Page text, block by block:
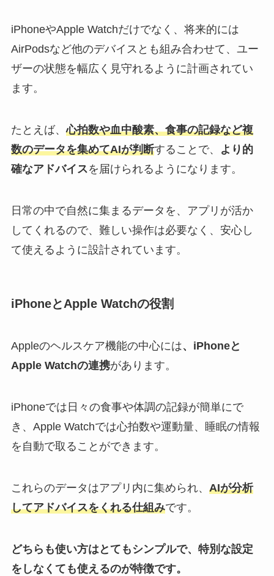
iPhoneやApple Watchだけでなく、将来的には
AirPodsなど他のデバイスとも組み合わせて、ユー
ザーの状態を幅広く見守れるように計画されてい
ます。
たとえば、心拍数や血中酸素、食事の記録など複
数のデータを集めてAIが判断することで、
より的
確なアドバイスを届けられるようになります。
日常の中で自然に集まるデータを、アプリが活か
してくれるので、難しい操作は必要なく、安心し
て使えるように設計されています。
iPhoneとApple Watchの役割
Appleのヘルスケア機能の中心には、iPhoneと
Apple Watchの連携があります。
iPhoneでは日々の食事や体調の記録が簡単にで
き、Apple Watchでは心拍数や運動量、睡眠の情報
を自動で取ることができます。
これらのデータはアプリ内に集められ、 AIが分析
してアドバイスをくれる仕組みです。
どちらも使い方はとてもシンプルで、特別な設定
をしなくても使えるのが特徴です。